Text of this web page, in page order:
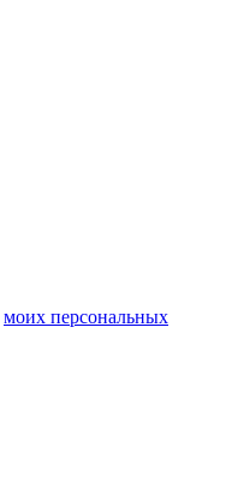
моих персональных